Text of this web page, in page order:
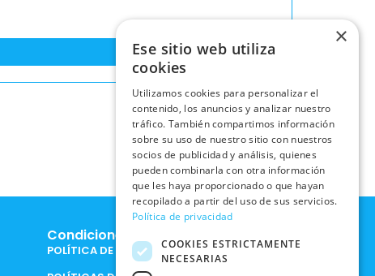
Condiciones Legales
POLÍTICA DE COOKIES
×
Ese sitio web utiliza
cookies
Utilizamos cookies para personalizar el
contenido, los anuncios y analizar nuestro
tráfico. También compartimos información
sobre su uso de nuestro sitio con nuestros
socios de publicidad y análisis, quienes
pueden combinarla con otra información
que les haya proporcionado o que hayan
recopilado a partir del uso de sus servicios.
Política de privacidad
COOKIES ESTRICTAMENTE
NECESARIAS